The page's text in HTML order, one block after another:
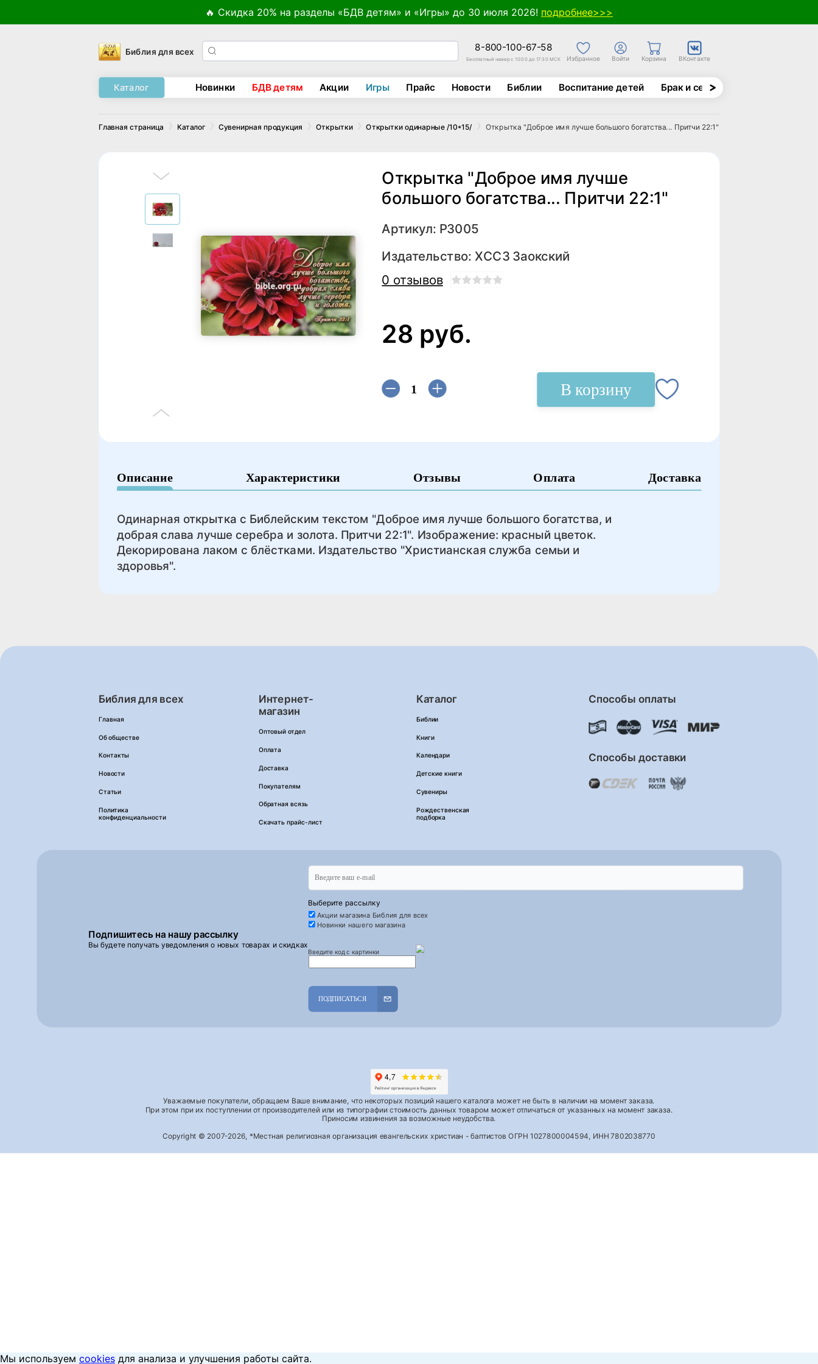
🔥 Скидка 20% на разделы «БДВ детям» и «Игры» до 30 июля 2026! подробнее>>>
Библия для всех 8-800-100-67-58
Бесплатный номер с 10:00 до 17:30 МСК Избранное Войти Корзина ВКонтакте
Каталог Новинки БДВ детям Акции Игры Прайс Новости Библии Воспитание детей Брак и семья
Главная страница Каталог Сувенирная продукция Открытки Открытки одинарные /10*15/ Открытка "Доброе имя лучше большого богатства... Притчи 22:1"
Открытка "Доброе имя лучше
большого богатства... Притчи 22:1"
Артикул: Р3005
Издательство:ХССЗ Заокский
0 отзывов
28 руб.
В корзину
Описание Характеристики Отзывы Оплата Доставка
Одинарная открытка с Библейским текстом "Доброе имя лучше большого богатства, и
добрая слава лучше серебра и золота. Притчи 22:1". Изображение: красный цветок.
Декорирована лаком с блёстками. Издательство "Христианская служба семьи и
здоровья".
Библия для всех
Главная
Об обществе
Контакты
Новости
Статьи
Политика
конфиденциальности
Интернет-
магазин
Оптовый отдел
Оплата
Доставка
Покупателям
Обратная всязь
Скачать прайс-лист
Каталог
Библии
Книги
Календари
Детские книги
Сувениры
Рождественская
подборка
Способы оплаты
Способы доставки
Подпишитесь на нашу рассылку
Вы будете получать уведомления о новых товарах и скидках
Выберите рассылку
Акции магазина Библия для всех
Новинки нашего магазина
Введите код с картинки
ПОДПИСАТЬСЯ
Уважаемые покупатели, обращаем Ваше внимание, что некоторых позиций нашего каталога может не быть в наличии на момент заказа.
При этом при их поступлении от производителей или из типографии стоимость данных товаром может отличаться от указанных на момент заказа.
Приносим извинения за возможные неудобства.
Copyright © 2007-2026, *Местная религиозная организация евангельских христиан - баптистов ОГРН 1027800004594, ИНН 7802038770
Мы используем cookies для анализа и улучшения работы сайта.